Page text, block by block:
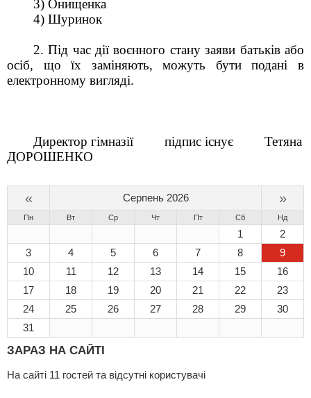
3) Онищенка
4) Шуринок
2. Під час дії воєнного стану заяви батьків або
осіб, що їх заміняють, можуть бути подані в
електронному вигляді.
Директор гімназії підпис існує Тетяна
ДОРОШЕНКО
« Серпень 2026 »
Пн Вт Ср Чт Пт Сб Нд
1
2
3
4 5 6 7 8
9
10
11 12 13 14 15
16
17
18 19 20 21 22
23
24
25 26 27 28 29
30
31
ЗАРАЗ НА САЙТІ
На сайті 11 гостей та відсутні користувачі